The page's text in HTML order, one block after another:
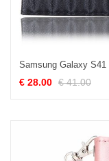
€ 28.00 € 41.00